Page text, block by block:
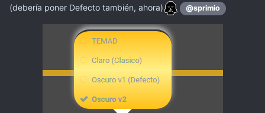
(debería poner Defecto también, ahora)
@sprimio